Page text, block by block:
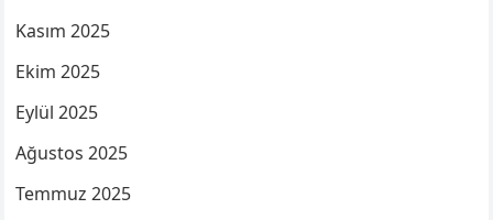
Kasım 2025
Ekim 2025
Eylül 2025
Ağustos 2025
Temmuz 2025